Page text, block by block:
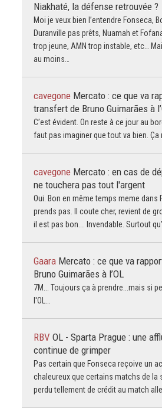
Niakhaté, la défense retrouvée ?
Moi je veux bien l’entendre Fonseca,
Duranville pas prêts, Nuamah et
trop jeune, AMN trop instable, etc…
au moins…
cavegone Mercato : ce que va
transfert de Bruno Guimarães à
C’est évident. On reste à ce jour au
faut pas imaginer que tout va bien. Ça
cavegone Mercato : en cas de
ne touchera pas tout l'argent
Oui. Bon en même temps meme dans
prends pas. Il coute cher, revient de
il est pas bon…. Invendable. Surtout
Gaara Mercato : ce que va
Bruno Guimarães à l’OL
7M... Toujours ça à prendre...mais si
l'OL...
RBV OL - Sparta Prague : une
continue de grimper
Pas certain que Fonseca reçoive un
chaleureux que certains matchs de la
perdu tellement de crédit au match